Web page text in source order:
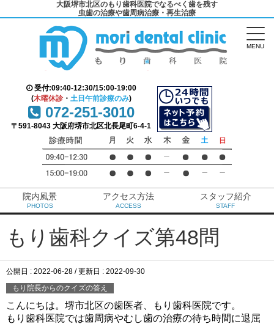
大阪堺市北区のもり歯科医院でなるべく歯を残す
虫歯の治療や歯周病治療・再生治療
受付:09:40-12:30/15:00-19:00
(木曜休診・ 土日午前診療のみ)
072-251-3010
〒591-8043 大阪府堺市北区北長尾町6-4-1
院内風景
PHOTOS
アクセス方法
ACCESS
スタッフ紹介
STAFF
MENU
もり歯科クイズ第48問
公開日 : 2022-06-28 / 更新日 : 2022-09-30
もり院長からのクイズの答え
こんにちは。堺市北区の歯医者、もり歯科医院です。
もり歯科医院では歯周病やむし歯の治療の待ち時間に退屈